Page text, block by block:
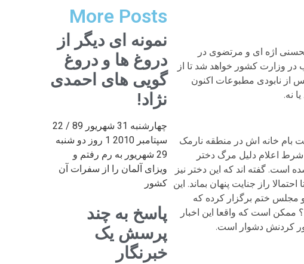
اژه ای و مرتضوی در
شد! برخی پیش بینی می کنند که مرتضوی نماینده قوه قضائیه در کمیسیون ماده 10 احزاب در وزارت کشور خواهد شد تا از
از نابودی مطبوعات اکنون
نه.
بام خانه اش در منطقه نارمک
شرط اعلام دلیل مرگ دختر
در قطعه 302 به صورت ناشناس دفن شده است. گفته اند که این دختر نیز
راز جنایت پنهان بماند. این
مجلس ختم برگزار کرده که
است که واقعا این اخبار
کردنش دشوار است.
More Posts
نمونه ای دیگر از
دروغ ها و دروغ
گویی های احمدی
نژاد!
چهارشنبه 31 شهریور 89 / 22
سپتامبر 2010 1 روز دو شنبه
29 شهریور به رم رفتم و
ویزای آلمان را از سفرات آن
کشور
پاسخ به چند
پرسش یک
خبرنگار